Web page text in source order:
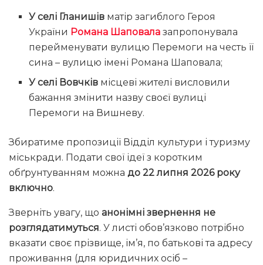
У селі Гланишів матір загиблого Героя
України Романа Шаповала запропонувала
перейменувати вулицю Перемоги на честь її
сина – вулицю імені Романа Шаповала;
У селі Вовчків місцеві жителі висловили
бажання змінити назву своєї вулиці
Перемоги на Вишневу.
Збиратиме пропозиції Відділ культури і туризму
міськради. Подати свої ідеї з коротким
обґрунтуванням можна до 22 липня 2026 року
включно.
Зверніть увагу, що анонімні звернення не
розглядатимуться. У листі обов’язково потрібно
вказати своє прізвище, ім’я, по батькові та адресу
проживання (для юридичних осіб –